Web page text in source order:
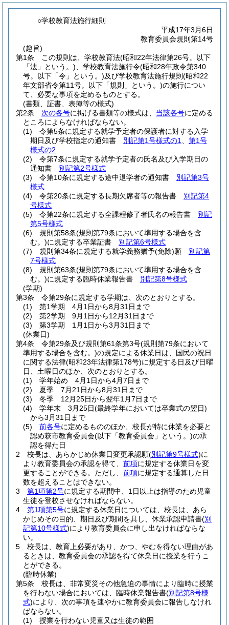
○学校教育法施行細則
平成17年3月6日
教育委員会規則第14号
(趣旨)
第1条
この規則は、学校教育法(昭和22年法律第26号。以下
「法」という。) 、学校教育法施行令(昭和28年政令第340
号。以下「令」という。)及び学校教育法施行規則 (昭和22
年文部省令第11号。以下「規則」という。)の施行につい
て、必要な事項を定めるものとする。
(書類、証書、表簿等の様式)
第2条
次の各号に掲げる書類等の様式は、 当該各号に定める
ところによらなければならない。
(1)
令第5条に規定する就学予定者の保護者に対する入学
期日及び学校指定の通知書 別記第1号様式の1
第1号
様式の2
(2)
令第7条に規定する就学予定者の氏名及び入学期日の
通知書 別記第2号様式
(3)
令第10条に規定する途中退学者の通知書 別記第3号
様式
(4)
令第20条に規定する長期欠席者等の報告書 別記第4
号様式
(5)
令第22条に規定する全課程修了者氏名の報告書 別記
第5号様式
(6)
規則第58条(規則第79条において準用する場合を含
む。)に規定する卒業証書 別記第6号様式
(7)
規則第34条に規定する就学義務猶予(免除)願 別記第
7号様式
(8)
規則第63条(規則第79条において準用する場合を含
む。)に規定する臨時休業報告書 別記第8号様式
(学期)
第3条
令第29条に規定する学期は、次のとおりとする。
(1)
第1学期 4月1日から8月31日まで
(2)
第2学期 9月1日から12月31日まで
(3)
第3学期 1月1日から3月31日まで
(休業日)
第4条
令第29条及び規則第61条第3号(規則第79条において
準用する場合を含む。)の規定による休業日は、国民の祝日
に関する法律(昭和23年法律第178号)に規定する日及び日曜
日、土曜日のほか、次のとおりとする。
(1)
学年始め 4月1日から4月7日まで
(2)
夏季 7月21日から8月31日まで
(3)
冬季 12月25日から翌年1月7日まで
(4)
学年末 3月25日(最終学年においては卒業式の翌日)
から3月31日まで
(5)
前各号に定めるもののほか、校長が特に休業を必要と
認め萩市教育委員会(以下「教育委員会」という。)の承
認を得た日
2
校長は、あらかじめ休業日変更承認願(別記第9号様式)に
より教育委員会の承認を得て、 前項に規定する休業日を変
更することができる。 ただし、 前項に規定する通算した日
数を超えることはできない。
3
第1項第2号に規定する期間中、1日以上は指導のため児童
生徒を登校させなければならない。
4
第1項第5号に規定する休業日については、校長は、あら
かじめその目的、期日及び期間を具し、休業承認申請書(別
記第10号様式)により教育委員会に申し出なければならな
い。
5
校長は、教育上必要があり、かつ、やむを得ない理由があ
るときは、教育委員会の承認を得て休業日に授業を行うこ
とができる。
(臨時休業)
第5条
校長は、非常変災その他急迫の事情により臨時に授業
を行わない場合においては、臨時休業報告書(別記第8号様
式)により、次の事項を速やかに教育委員会に報告しなけれ
ばならない。
(1)
授業を行わない児童又は生徒の範囲